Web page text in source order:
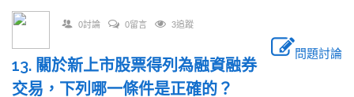
0討論 0留言 3追蹤
問題討論
13. 關於新上市股票得列為融資融券
交易，下列哪一條件是正確的？